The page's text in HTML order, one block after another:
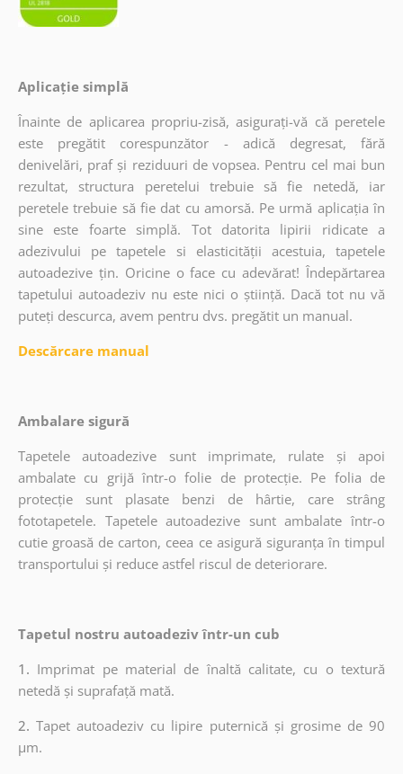
Aplicație simplă
Înainte de aplicarea propriu-zisă, asigurați-vă că peretele
este pregătit corespunzător - adică degresat, fără
denivelări, praf și reziduuri de vopsea. Pentru cel mai bun
rezultat, structura peretelui trebuie să fie netedă, iar
peretele trebuie să fie dat cu amorsă. Pe urmă aplicația în
sine este foarte simplă. Tot datorita lipirii ridicate a
adezivului pe tapetele si elasticității acestuia, tapetele
autoadezive țin. Oricine o face cu adevărat! Îndepărtarea
tapetului autoadeziv nu este nici o știință. Dacă tot nu vă
puteți descurca, avem pentru dvs. pregătit un manual.
Descărcare manual
Ambalare sigură
Tapetele autoadezive sunt imprimate, rulate și apoi
ambalate cu grijă într-o folie de protecție. Pe folia de
protecție sunt plasate benzi de hârtie, care strâng
fototapetele. Tapetele autoadezive sunt ambalate într-o
cutie groasă de carton, ceea ce asigură siguranța în timpul
transportului și reduce astfel riscul de deteriorare.
Tapetul nostru autoadeziv într-un cub
1. Imprimat pe material de înaltă calitate, cu o textură
netedă și suprafață mată.
2.Tapet autoadeziv cu lipire puternică și grosime de 90
µm.